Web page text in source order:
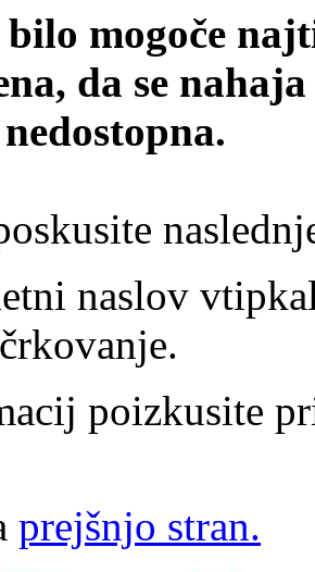
mogoče
da se
naslov
poizkusite
prejšnjo stran.